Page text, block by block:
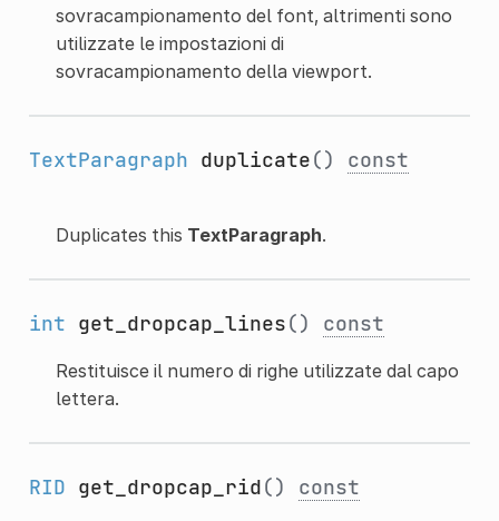
sovracampionamento del font, altrimenti sono
utilizzate le impostazioni di
sovracampionamento della viewport.
TextParagraph duplicate() const
Duplicates this TextParagraph.
int get_dropcap_lines() const
Restituisce il numero di righe utilizzate dal capo
lettera.
RID get_dropcap_rid() const